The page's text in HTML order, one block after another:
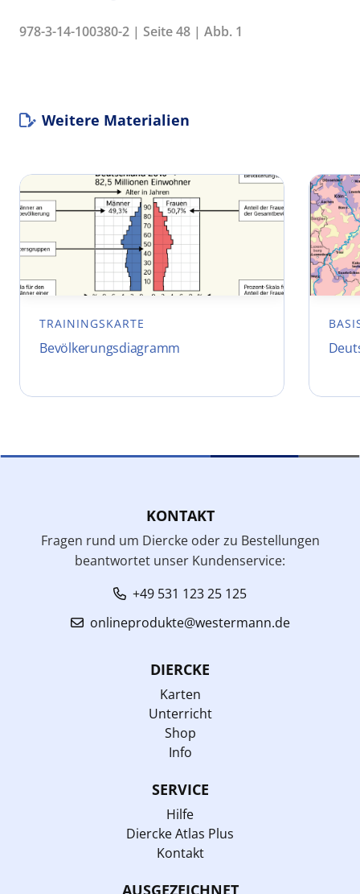
978-3-14-100380-2 | Seite 48 | Abb. 1
Weitere Materialien
TRAININGSKARTE
Bevölkerungsdiagramm
KONTAKT
Fragen rund um Diercke oder zu Bestellungen
beantwortet unser Kundenservice:
+49 531 123 25 125
onlineprodukte@westermann.de
DIERCKE
Karten
Unterricht
Shop
Info
SERVICE
Hilfe
Diercke Atlas Plus
Kontakt